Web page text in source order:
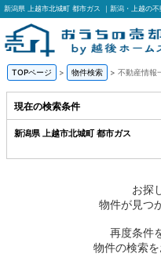
新潟県 上越市北城町 都市ガス ｜新潟・上越の
TOPページ > 物件検索 > 不動産情報
現在の検索条件
新潟県 上越市北城町 都市ガス
お探
物件が見つ
再度条件
物件の検索を